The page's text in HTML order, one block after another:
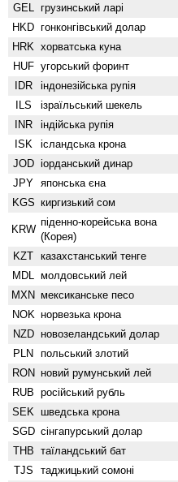
GEL грузинський ларі
HKD гонконгівський долар
HRK хорватська куна
HUF угорський форинт
IDR індонезійська рупія
ILS ізраїльський шекель
INR індійська рупія
ISK ісландська крона
JOD іорданський динар
JPY японська єна
KGS киргизький сом
KRW
піденно-корейська вона
(Корея)
KZT казахстанський тенге
MDL молдовський лей
MXN мексиканське песо
NOK норвезька крона
NZD ново­зеландський долар
PLN польський злотий
RON новий румунський лей
RUB російський рубль
SEK шведська крона
SGD сінгапурський долар
THB таїландський бат
TJS таджицький сомоні